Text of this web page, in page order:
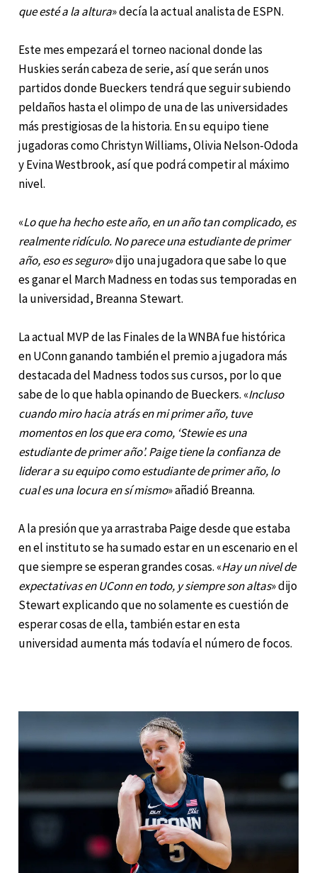
que esté a la altura» decía la actual analista de ESPN.
Este mes empezará el torneo nacional donde las
Huskies serán cabeza de serie, así que serán unos
partidos donde Bueckers tendrá que seguir subiendo
peldaños hasta el olimpo de una de las universidades
más prestigiosas de la historia. En su equipo tiene
jugadoras como Christyn Williams, Olivia Nelson-Ododa
y Evina Westbrook, así que podrá competir al máximo
nivel.
«Lo que ha hecho este año, en un año tan complicado, es
realmente ridículo. No parece una estudiante de primer
año, eso es seguro» dijo una jugadora que sabe lo que
es ganar el March Madness en todas sus temporadas en
la universidad, Breanna Stewart.
La actual MVP de las Finales de la WNBA fue histórica
en UConn ganando también el premio a jugadora más
destacada del Madness todos sus cursos, por lo que
sabe de lo que habla opinando de Bueckers. «Incluso
cuando miro hacia atrás en mi primer año, tuve
momentos en los que era como, ‘Stewie es una
estudiante de primer año’.Paige tiene la confianza de
liderar a su equipo como estudiante de primer año, lo
cual es una locura en sí mismo» añadió Breanna.
A la presión que ya arrastraba Paige desde que estaba
en el instituto se ha sumado estar en un escenario en el
que siempre se esperan grandes cosas. «Hay un nivel de
expectativas en UConn en todo, y siempre son altas» dijo
Stewart explicando que no solamente es cuestión de
esperar cosas de ella, también estar en esta
universidad aumenta más todavía el número de focos.